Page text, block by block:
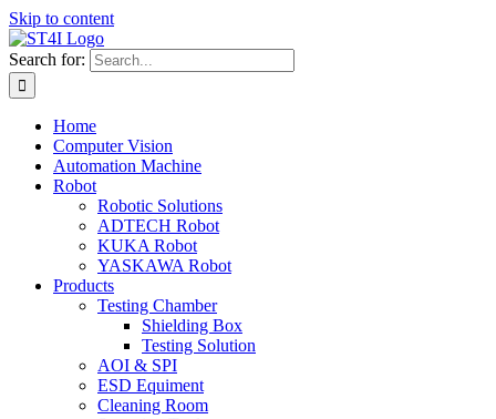
Skip to content
Search for:
Home
Computer Vision
Automation Machine
Robot
Robotic Solutions
ADTECH Robot
KUKA Robot
YASKAWA Robot
Products
Testing Chamber
Shielding Box
Testing Solution
AOI & SPI
ESD Equiment
Cleaning Room